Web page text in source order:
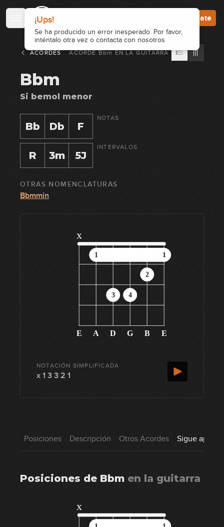
Regístrate
ACORDES ACORDE Bbm EN LA GUITARRA
Bbm
Si bemol menor
Bb Db F
NOTAS
R 3m 5J
INTERVALOS
OTRAS NOMENCLATURAS
Bbmmin
E A D G B E
1 1
x
3 4
2
NOTACIÓN SIMPLIFICADA
x 1 3 3 2 1
Posiciones Descripción Otros Acordes Sigue
Posiciones de Bbm en la guitarra
x